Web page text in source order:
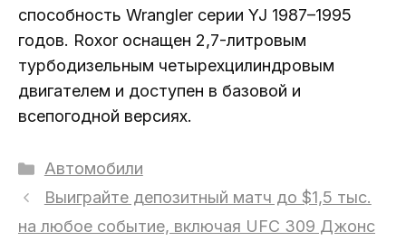
способность Wrangler серии YJ 1987–1995
годов. Roxor оснащен 2,7-литровым
турбодизельным четырехцилиндровым
двигателем и доступен в базовой и
всепогодной версиях.
Рубрики
Автомобили
Выиграйте депозитный матч до $1,5 тыс.
на любое событие, включая UFC 309 Джонс